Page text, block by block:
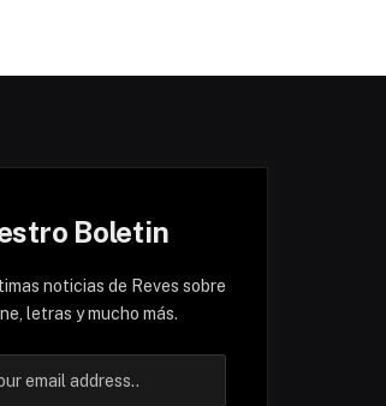
Boletin
noticias de Reves sobre
letras y mucho más.